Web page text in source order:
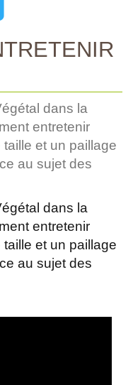
dans la
entretenir
et un paillage
au sujet des
dans la
entretenir
et un paillage
au sujet des